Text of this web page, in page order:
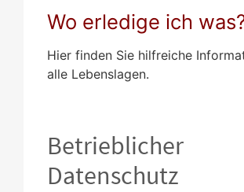
Wo erledige ich
Hier finden Sie hilfreiche
alle Lebenslagen.
Betrieblicher
Datenschutz